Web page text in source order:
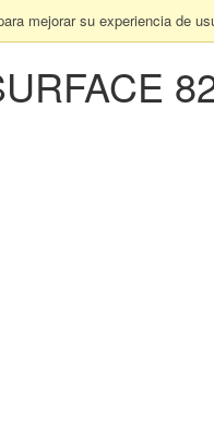
mejorar su experiencia de